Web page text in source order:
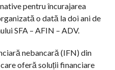
pentru încurajarea
o dată la doi ani de
SFA – AFIN – ADV.
nebancară (IFN) din
oferă soluții financiare